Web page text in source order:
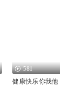
581
健康快乐你我他